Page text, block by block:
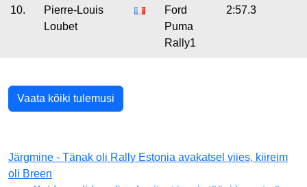
10.
Pierre-Louis
Loubet
Ford
Puma
Rally1
2:57.3
Vaata kõiki tulemusi
Järgmine - Tänak oli Rally Estonia avakatsel viies, kiireim
oli Breen